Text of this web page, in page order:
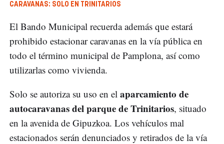
CARAVANAS: SOLO EN TRINITARIOS
El Bando Municipal recuerda además que estará
prohibido estacionar caravanas en la vía pública en
todo el término municipal de Pamplona, así como
utilizarlas como vivienda.
Solo se autoriza su uso en el aparcamiento de
autocaravanas del parque de Trinitarios, situado
en la avenida de Gipuzkoa. Los vehículos mal
estacionados serán denunciados y retirados de la vía